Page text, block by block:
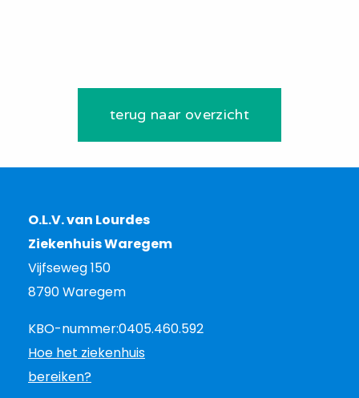
terug naar overzicht
O.L.V. van Lourdes
Ziekenhuis Waregem
Vijfseweg 150
8790 Waregem
KBO-nummer:0405.460.592
Hoe het ziekenhuis
bereiken?